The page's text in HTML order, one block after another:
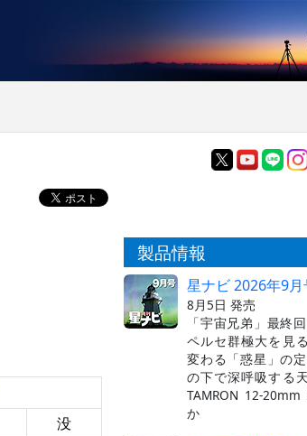
没
製品情報
星ナビ 2026年9月
8月5日 発売
「宇宙兄弟」最終
ペルセ群極大を見
変わる「惑星」の
の下で深呼吸する
TAMRON 12-
か